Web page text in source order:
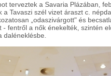
terveztek a Savaria Plázában,
Tavaszi szél vizet áraszt c.
„odaszivárgott" és
- fentről a nők énekelték, szintén
daléneklésbe.